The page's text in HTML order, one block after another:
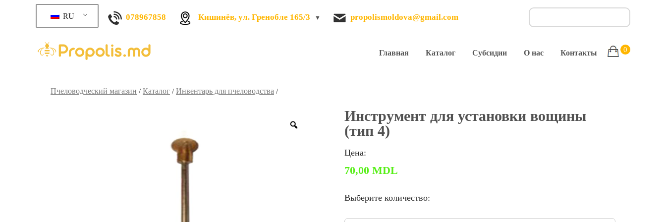
RU 078967858 Кишинёв, ул. Гренобле 165/3 propolismoldova@gmail.com
Главная Каталог Субсидии О нас Контакты 0
Пчеловодческий магазин / Каталог / Инвентарь для пчеловодства /
Инструмент для установки вощины
(тип 4)
Цена:
70,00 MDL
Выберите количество: